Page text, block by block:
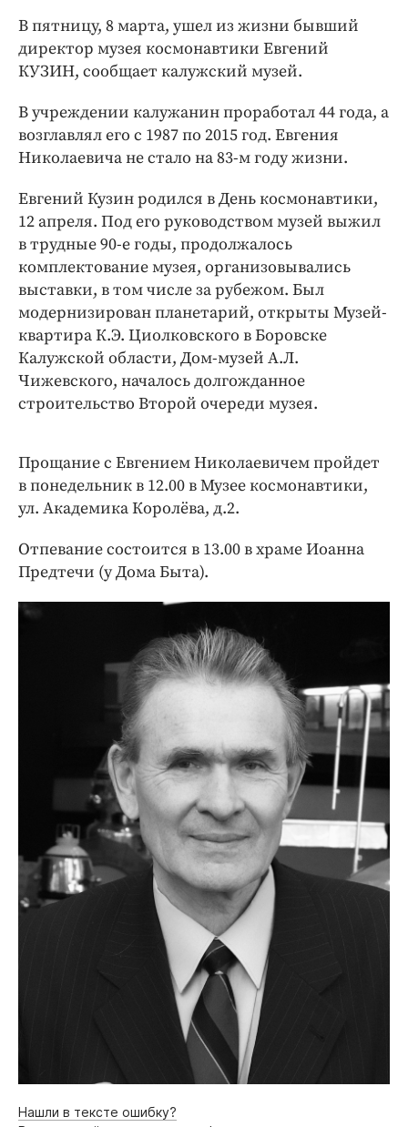
В пятницу, 8 марта, ушел из жизни бывший
директор музея космонавтики Евгений
КУЗИН, сообщает калужский музей.
В учреждении калужанин проработал 44 года, а
возглавлял его с 1987 по 2015 год. Евгения
Николаевича не стало на 83-м году жизни.
Евгений Кузин родился в День космонавтики,
12 апреля. Под его руководством музей выжил
в трудные 90-е годы, продолжалось
комплектование музея, организовывались
выставки, в том числе за рубежом. Был
модернизирован планетарий, открыты Музей-
квартира К.Э. Циолковского в Боровске
Калужской области, Дом-музей А.Л.
Чижевского, началось долгожданное
строительство Второй очереди музея.
Прощание с Евгением Николаевичем пройдет
в понедельник в 12.00 в Музее космонавтики,
ул. Академика Королёва, д.2.
Отпевание состоится в 13.00 в храме Иоанна
Предтечи (у Дома Быта).
Нашли в тексте ошибку?